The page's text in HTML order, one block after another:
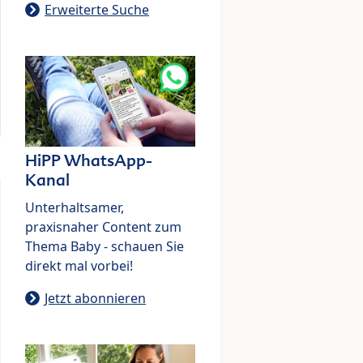
Erweiterte Suche
HiPP WhatsApp-
Kanal
Unterhaltsamer,
praxisnaher Content zum
Thema Baby - schauen Sie
direkt mal vorbei!
Jetzt abonnieren